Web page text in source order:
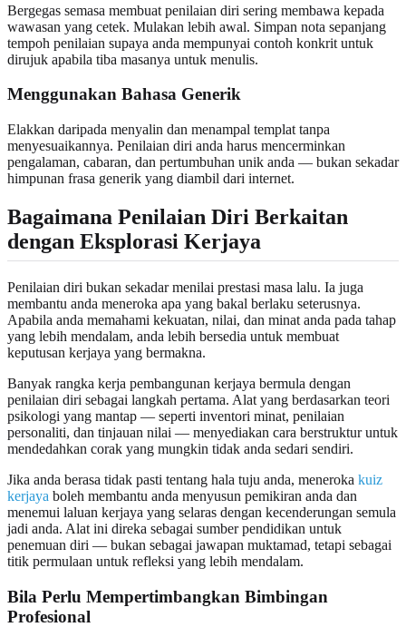
Bergegas semasa membuat penilaian diri sering membawa kepada
wawasan yang cetek. Mulakan lebih awal. Simpan nota sepanjang
tempoh penilaian supaya anda mempunyai contoh konkrit untuk
dirujuk apabila tiba masanya untuk menulis.
Menggunakan Bahasa Generik
Elakkan daripada menyalin dan menampal templat tanpa
menyesuaikannya. Penilaian diri anda harus mencerminkan
pengalaman, cabaran, dan pertumbuhan unik anda — bukan sekadar
himpunan frasa generik yang diambil dari internet.
Bagaimana Penilaian Diri Berkaitan
dengan Eksplorasi Kerjaya
Penilaian diri bukan sekadar menilai prestasi masa lalu. Ia juga
membantu anda meneroka apa yang bakal berlaku seterusnya.
Apabila anda memahami kekuatan, nilai, dan minat anda pada tahap
yang lebih mendalam, anda lebih bersedia untuk membuat
keputusan kerjaya yang bermakna.
Banyak rangka kerja pembangunan kerjaya bermula dengan
penilaian diri sebagai langkah pertama. Alat yang berdasarkan teori
psikologi yang mantap — seperti inventori minat, penilaian
personaliti, dan tinjauan nilai — menyediakan cara berstruktur untuk
mendedahkan corak yang mungkin tidak anda sedari sendiri.
Jika anda berasa tidak pasti tentang hala tuju anda, meneroka kuiz
kerjaya boleh membantu anda menyusun pemikiran anda dan
menemui laluan kerjaya yang selaras dengan kecenderungan semula
jadi anda. Alat ini direka sebagai sumber pendidikan untuk
penemuan diri — bukan sebagai jawapan muktamad, tetapi sebagai
titik permulaan untuk refleksi yang lebih mendalam.
Bila Perlu Mempertimbangkan Bimbingan
Profesional